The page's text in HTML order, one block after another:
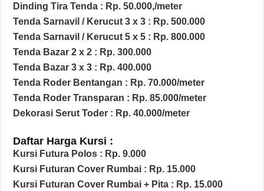
Dinding Tira Tenda : Rp. 50.000,/meter
Tenda Sarnavil / Kerucut 3 x 3 : Rp. 500.000
Tenda Sarnavil / Kerucut 5 x 5 : Rp. 800.000
Tenda Bazar 2 x 2 : Rp. 300.000
Tenda Bazar 3 x 3 : Rp. 400.000
Tenda Roder Bentangan : Rp. 70.000/meter
Tenda Roder Transparan : Rp. 85.000/meter
Dekorasi Serut Toder : Rp. 40.000/meter
Daftar Harga Kursi :
Kursi Futura Polos : Rp. 9.000
Kursi Futuran Cover Rumbai : Rp. 15.000
Kursi Futuran Cover Rumbai + Pita : Rp. 15.000